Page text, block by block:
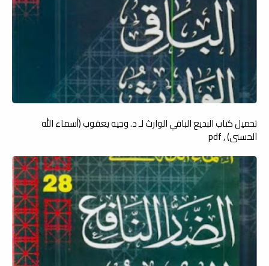
تحميل كتاب البديع الباقي الوارث لـ د. وجيه يعقوب (أسماء الله
الحسنى) , pdf